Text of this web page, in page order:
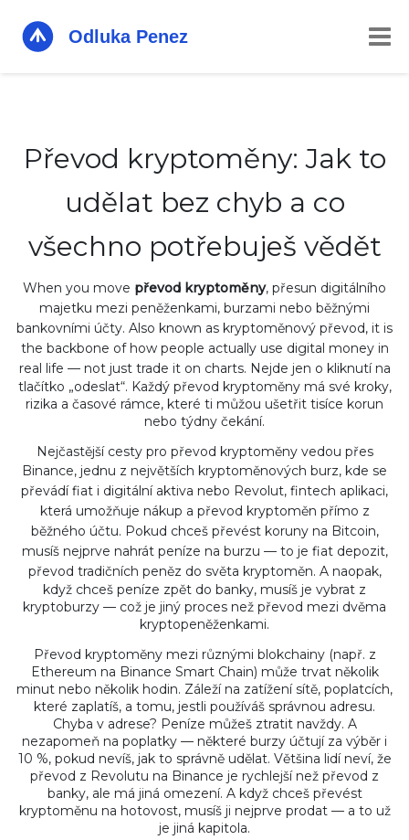
Převod kryptoměny: Jak to
udělat bez chyb a co
všechno potřebuješ vědět
When you move převod kryptoměny, přesun digitálního
majetku mezi peněženkami, burzami nebo běžnými
bankovními účty. Also known as kryptoměnový převod, it is
the backbone of how people actually use digital money in
real life — not just trade it on charts. Nejde jen o kliknutí na
tlačítko „odeslat“. Každý převod kryptoměny má své kroky,
rizika a časové rámce, které ti můžou ušetřit tisíce korun
nebo týdny čekání.
Nejčastější cesty pro převod kryptoměny vedou přes
Binance, jednu z největších kryptoměnových burz, kde se
převádí fiat i digitální aktiva nebo Revolut, fintech aplikaci,
která umožňuje nákup a převod kryptoměn přímo z
běžného účtu. Pokud chceš převést koruny na Bitcoin,
musíš nejprve nahrát peníze na burzu — to je fiat depozit,
převod tradičních peněz do světa kryptoměn. A naopak,
když chceš peníze zpět do banky, musíš je vybrat z
kryptoburzy — což je jiný proces než převod mezi dvěma
kryptopeněženkami.
Převod kryptoměny mezi různými blokchainy (např. z
Ethereum na Binance Smart Chain) může trvat několik
minut nebo několik hodin. Záleží na zatížení sítě, poplatcích,
které zaplatíš, a tomu, jestli používáš správnou adresu.
Chyba v adrese? Peníze můžeš ztratit navždy. A
nezapomeň na poplatky — některé burzy účtují za výběr i
10 %, pokud nevíš, jak to správně udělat. Většina lidí neví, že
převod z Revolutu na Binance je rychlejší než převod z
banky, ale má jiná omezení. A když chceš převést
kryptoměnu na hotovost, musíš ji nejprve prodat — a to už
je jiná kapitola.